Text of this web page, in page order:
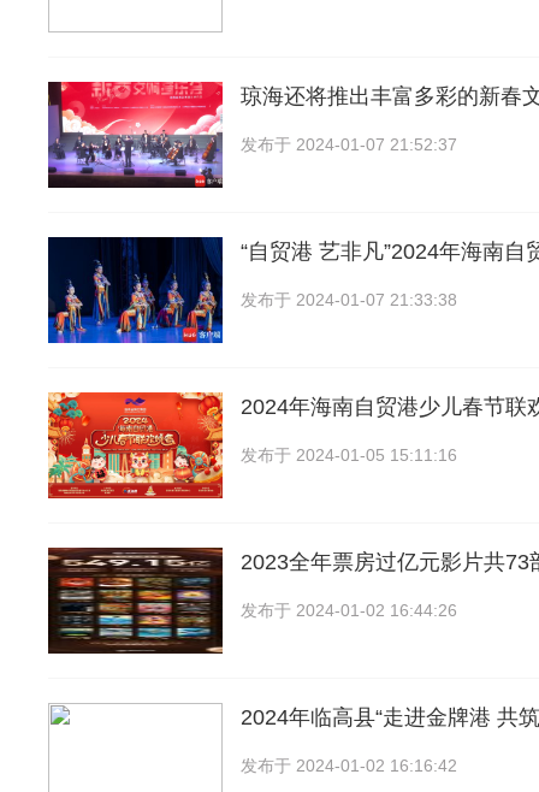
琼海还将推出丰富多彩的新春
发布于 2024-01-07 21:52:37
“自贸港 艺非凡”2024年海南自
发布于 2024-01-07 21:33:38
2024年海南自贸港少儿春节联
发布于 2024-01-05 15:11:16
2023全年票房过亿元影片共73
发布于 2024-01-02 16:44:26
2024年临高县“走进金牌港 共
发布于 2024-01-02 16:16:42